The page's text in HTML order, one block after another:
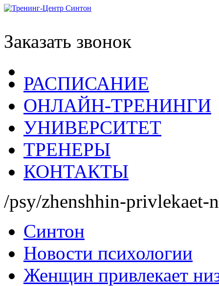
Заказать звонок
РАСПИСАНИЕ
ОНЛАЙН-ТРЕНИНГИ
УНИВЕРСИТЕТ
ТРЕНЕРЫ
КОНТАКТЫ
/psy/zhenshhin-
Синтон
Новости психологии
Женщин привлекает